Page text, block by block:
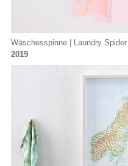
Wäschesspinne | Laundry Spider
2019